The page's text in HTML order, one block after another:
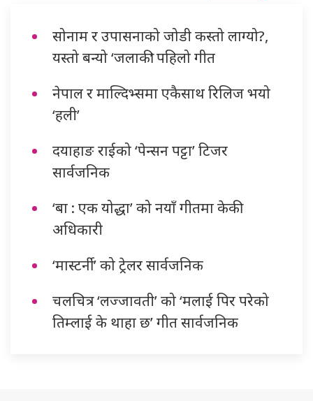
सोनाम र उपासनाको जोडी कस्तो लाग्यो?,
यस्तो बन्यो ‘जलाकी’ पहिलो गीत
नेपाल र माल्दिभ्समा एकैसाथ रिलिज भयो
‘हली’
दयाहाङ राईको ‘पेन्सन पट्टा’ टिजर
सार्वजनिक
‘बा : एक योद्धा’ को नयाँ गीतमा केकी
अधिकारी
‘मास्टर्नी’ को ट्रेलर सार्वजनिक
चलचित्र ‘लज्जावती’ को ‘मलाई पिर परेको
तिम्लाई के थाहा छ’ गीत सार्वजनिक